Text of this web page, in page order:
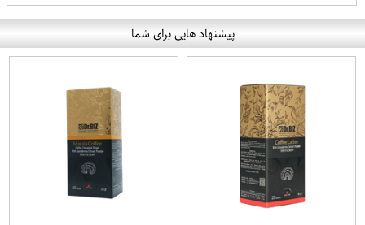
پیشنهاد هایی برای شما